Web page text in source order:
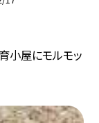
小屋にモルモッ